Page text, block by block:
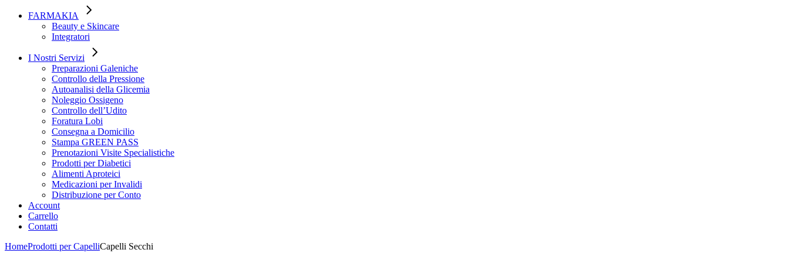
FARMAKIA
Beauty e Skincare
Integratori
I Nostri Servizi
Preparazioni Galeniche
Controllo della Pressione
Autoanalisi della Glicemia
Noleggio Ossigeno
Controllo dell’Udito
Foratura Lobi
Consegna a Domicilio
Stampa GREEN PASS
Prenotazioni Visite Specialistiche
Prodotti per Diabetici
Alimenti Aproteici
Medicazioni per Invalidi
Distribuzione per Conto
Account
Carrello
Contatti
HomeProdotti per CapelliCapelli Secchi